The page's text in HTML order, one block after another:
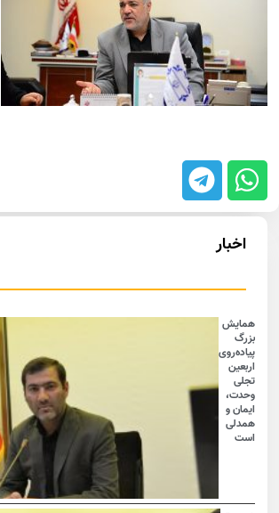
اخبار
همایش
بزرگ
پیاده‌روی
اربعین
تجلی
وحدت،
ایمان و
همدلی
است